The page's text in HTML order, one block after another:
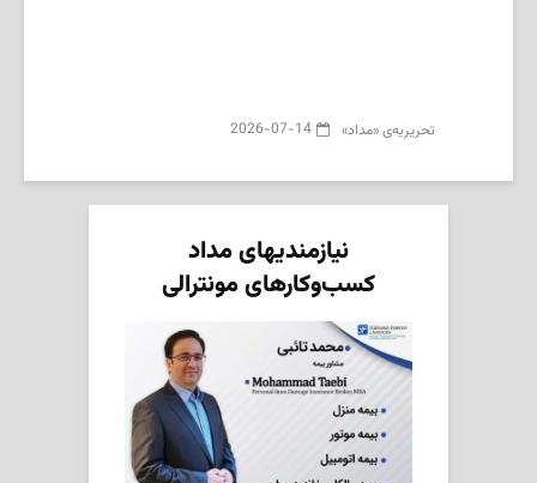
تحریریه‌ی «مداد» 2026-07-14
نیازمندیهای مداد
کسب‌وکارهای مونترالی